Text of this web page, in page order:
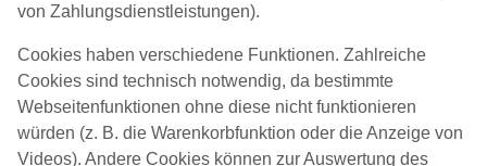
von Zahlungsdienstleistungen).
Cookies haben verschiedene Funktionen. Zahlreiche
Cookies sind technisch notwendig, da bestimmte
Webseitenfunktionen ohne diese nicht funktionieren
würden (z. B. die Warenkorbfunktion oder die Anzeige von
Videos). Andere Cookies können zur Auswertung des